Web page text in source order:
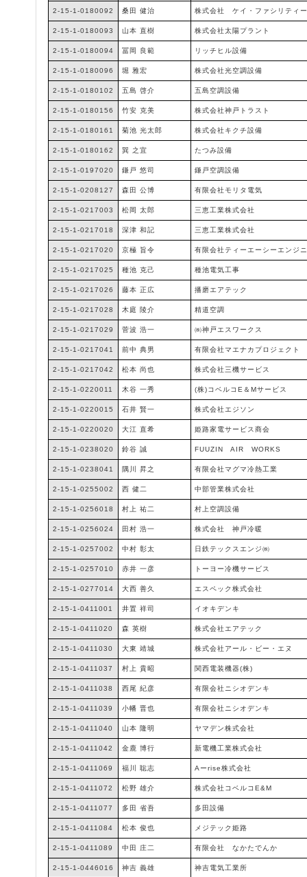
2-15-1-0180092 桑田 健治 株式会社 ケイ・ファシリティ
2-15-1-0180093 山本 直樹 株式会社太陽プラント
2-15-1-0180094 冨岡 良範 リッチヒル設備
2-15-1-0180096 堀 雅宏 株式会社光空調設備
2-15-1-0180102 五島 啓介 五島空調設備
2-15-1-0180156 竹安 克美 株式会社神戸トラスト
2-15-1-0180161 菊池 光太郎 株式会社キクチ設備
2-15-1-0180162 巽 之宜 たつみ設備
2-15-1-0197020 鎌戸 悠司 鎌戸空調設備
2-15-1-0208127 森田 公博 有限会社モリタ電気
2-15-1-0217003 松岡 太郎 三恵工業株式会社
2-15-1-0217018 深津 和記 三恵工業株式会社
2-15-1-0217020 京極 旨令 有限会社ティーエーシーエンジ
2-15-1-0217025 種池 克己 種池電気工事
2-15-1-0217026 藤本 正広 播磨エアテック
2-15-1-0217028 木庭 陵介 精道空調
2-15-1-0217029 菅波 浩一 ㈱神戸エスワークス
2-15-1-0217041 前中 典男 有限会社マエナカプロジェクト
2-15-1-0217042 松本 尚也 株式会社三機サービス
2-15-1-0220011 木谷 一秀 (株)コベルコE＆Mサービス
2-15-1-0220015 石井 賢一 株式会社エジソン
2-15-1-0220020 大江 直希 姫路家電サービス商会
2-15-1-0238020 鈴谷 誠 FUUZIN AIR WORKS
2-15-1-0238041 隅川 昇之 有限会社マグマ冷熱工業
2-15-1-0255002 西 健二 中部管業株式会社
2-15-1-0256018 村上 祐二 村上空調設備
2-15-1-0256024 田村 浩一 株式会社 神戸冷暖
2-15-1-0257002 中村 彰太 日鉄テックスエンジ㈱
2-15-1-0257010 赤井 一彦 トーヨー冷機サービス
2-15-1-0277014 大西 善久 エスペック株式会社
2-15-1-0411001 井置 祥司 イオキデンキ
2-15-1-0411020 森 英樹 株式会社エアテック
2-15-1-0411030 大東 靖城 株式会社アール・ビー・エヌ
2-15-1-0411037 村上 貴昭 関西電装機器(株)
2-15-1-0411038 西尾 紀彦 有限会社ニシオデンキ
2-15-1-0411039 小幡 晋也 有限会社ニシオデンキ
2-15-1-0411040 山本 隆明 ヤマデン株式会社
2-15-1-0411042 金鹿 博行 新電機工業株式会社
2-15-1-0411069 福川 聡志 Aーrise株式会社
2-15-1-0411072 松野 雄介 株式会社コベルコE&M
2-15-1-0411077 多田 省吾 多田設備
2-15-1-0411084 松本 俊也 メジテック姫路
2-15-1-0411089 中田 庄二 有限会社 なかたでんか
2-15-1-0446016 神吉 義雄 神吉電気工業所